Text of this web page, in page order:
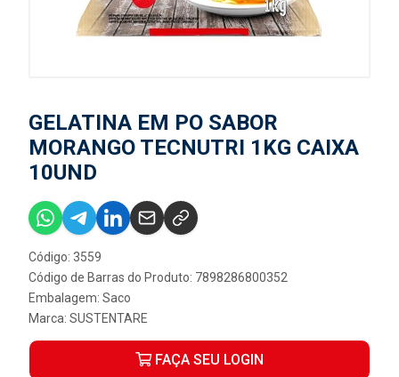
GELATINA EM PO SABOR
MORANGO TECNUTRI 1KG CAIXA
10UND
Código: 3559
Código de Barras do Produto: 7898286800352
Embalagem: Saco
Marca: SUSTENTARE
FAÇA SEU LOGIN